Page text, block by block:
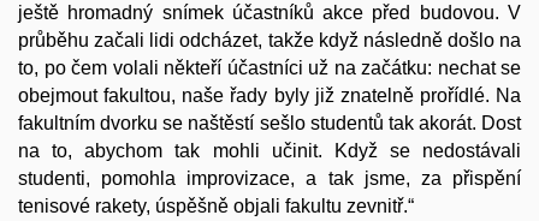
ještě hromadný snímek účastníků akce před budovou. V
průběhu začali lidi odcházet, takže když následně došlo na
to, po čem volali někteří účastníci už na začátku: nechat se
obejmout fakultou, naše řady byly již znatelně prořídlé. Na
fakultním dvorku se naštěstí sešlo studentů tak akorát. Dost
na to, abychom tak mohli učinit. Když se nedostávali
studenti, pomohla improvizace, a tak jsme, za přispění
tenisové rakety, úspěšně objali fakultu zevnitř.“